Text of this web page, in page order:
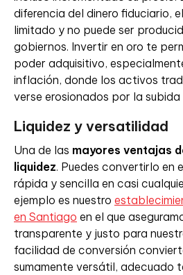
diferencia del dinero fiduciario,
limitado y no puede ser
gobiernos. Invertir en oro te
poder adquisitivo,
inflación, donde los activos
verse erosionados por la subida
Liquidez y versatilidad
Una de las mayores ventajas
liquidez. Puedes convertirlo en
rápida y sencilla en casi
ejemplo es nuestro
en Santiago en el que
transparente y justo para
facilidad de conversión
sumamente versátil, adecuado